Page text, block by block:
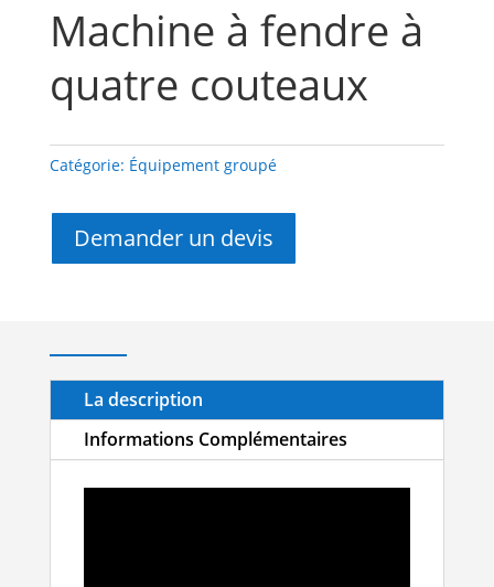
Machine à fendre à
quatre couteaux
Catégorie: Équipement groupé
Demander un devis
La description
Informations Complémentaires